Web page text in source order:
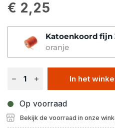
€ 2,25
Katoenkoord fijn
oranje
In het
Op voorraad
Bekijk de voorraad in onze